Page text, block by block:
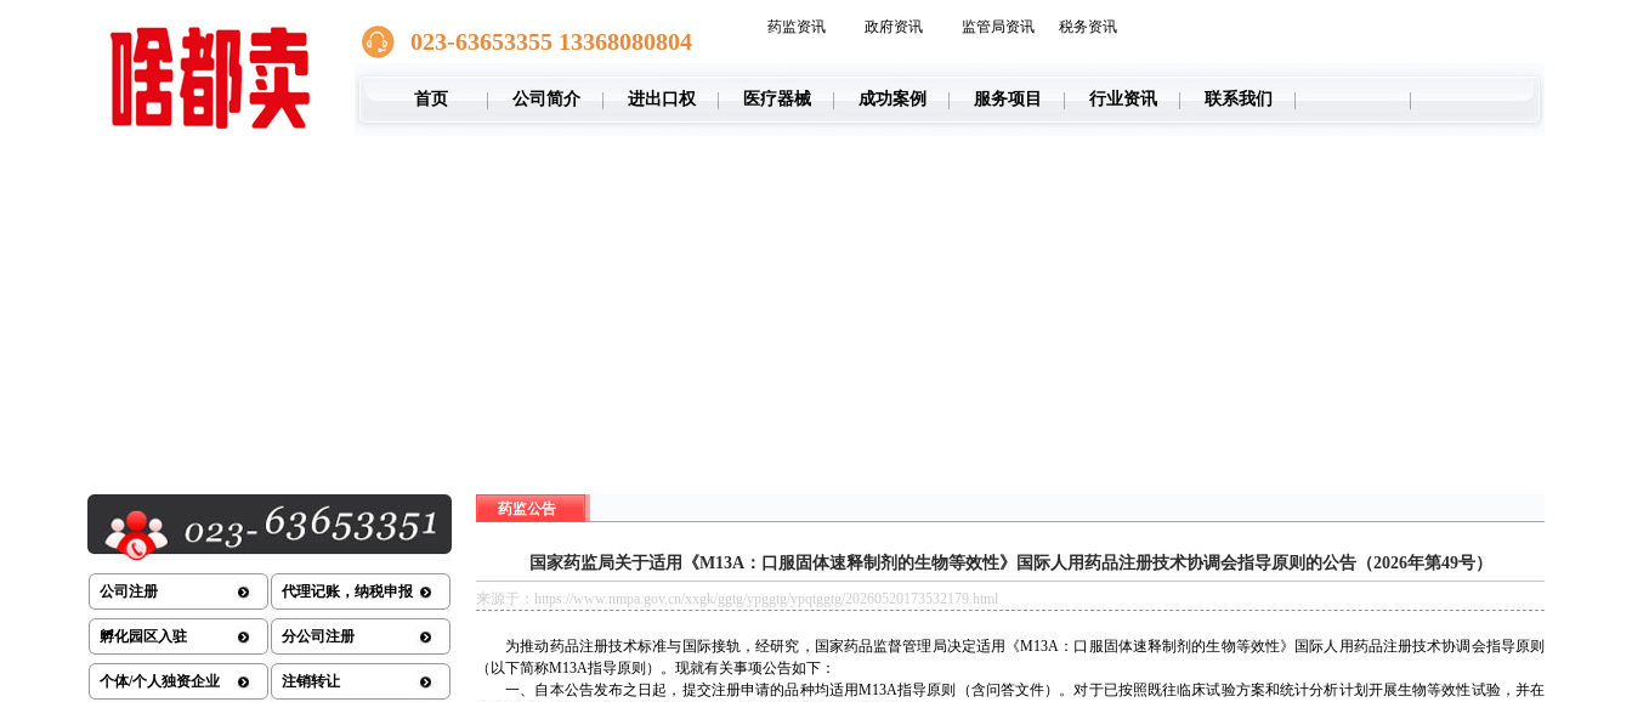
023-63653355 13368080804
药监资讯 政府资讯 监管局资讯 税务资讯
首页 公司简介 进出口权 医疗器械 成功案例 服务项目 行业资讯 联系我们
公司注册 代理记账，纳税申报
孵化园区入驻 分公司注册
个体/个人独资企业 注销转让
药监公告
国家药监局关于适用《M13A：口服固体速释制剂的生物等效性》国际人用药品注册技术协调会指导原则的公告（2026年第49号）
来源于：https://www.nmpa.gov.cn/xxgk/ggtg/ypggtg/ypqtggtg/20260520173532179.html
为推动药品注册技术标准与国际接轨，经研究，国家药品监督管理局决定适用《M13A：口服固体速释制剂的生物等效性》国际人用药品注册技术协调会指导原则
（以下简称M13A指导原则）。现就有关事项公告如下：
一、自本公告发布之日起，提交注册申请的品种均适用M13A指导原则（含问答文件）。对于已按照既往临床试验方案和统计分析计划开展生物等效性试验，并在